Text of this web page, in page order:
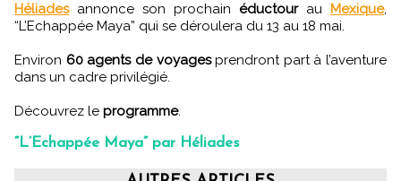
Héliadesannonce son prochain éductour au Mexique,
“L’Echappée Maya” qui se déroulera du 13 au 18 mai.
Environ 60 agents de voyagesprendront part à l’aventure
dans un cadre privilégié.
Découvrez le programme.
“L’Echappée Maya” par Héliades